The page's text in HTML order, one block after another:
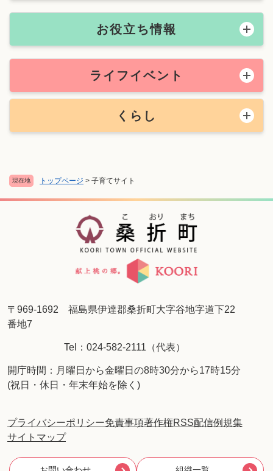
現在地 トップページ > 子育てサイト
お役立ち情報
ライフイベント
くらし
〒969-1692 福島県伊達郡桑折町大字谷地字道下22
番地7
Tel：024-582-2111（代表）
開庁時間：月曜日から金曜日の8時30分から17時15分
(祝日・休日・年末年始を除く)
プライバシーポリシー免責事項著作権RSS配信例規集
サイトマップ